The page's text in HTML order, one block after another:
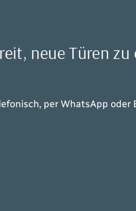
neue Türen
per WhatsApp oder